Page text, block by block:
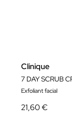
Clinique
7 DAY SCRUB
Exfoliant facial
21,60 €